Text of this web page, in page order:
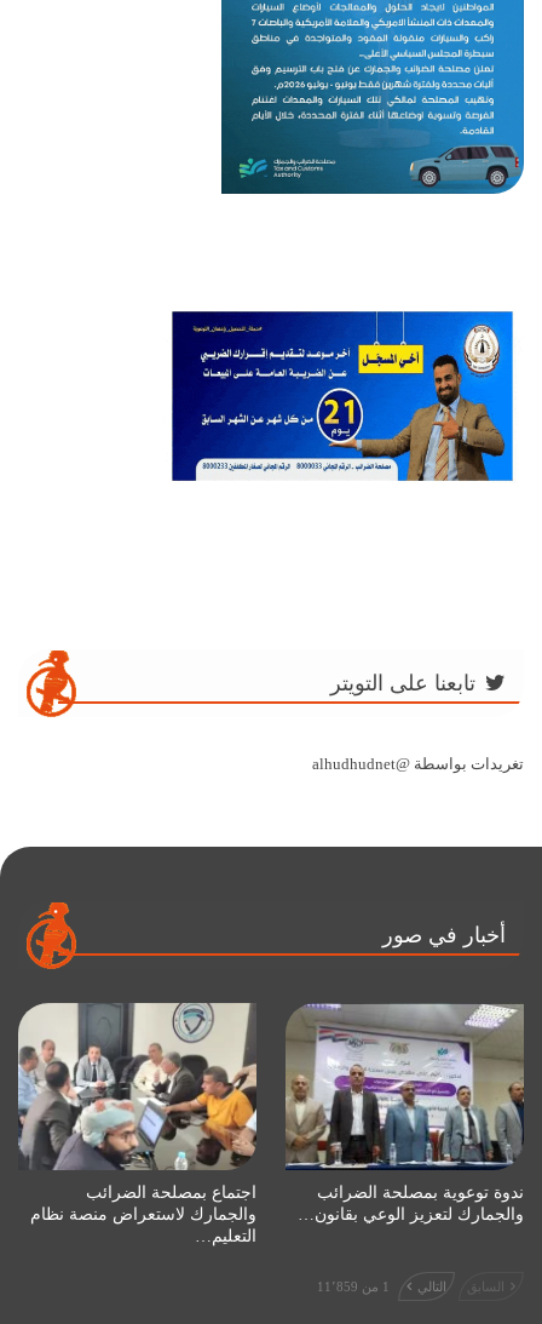
تابعنا على التويتر
تغريدات بواسطة @alhudhudnet
أخبار في صور
ندوة توعوية بمصلحة الضرائب
والجمارك لتعزيز الوعي بقانون…
اجتماع بمصلحة الضرائب
والجمارك لاستعراض منصة نظام
التعليم…
السابق التالي 1 من 11٬859